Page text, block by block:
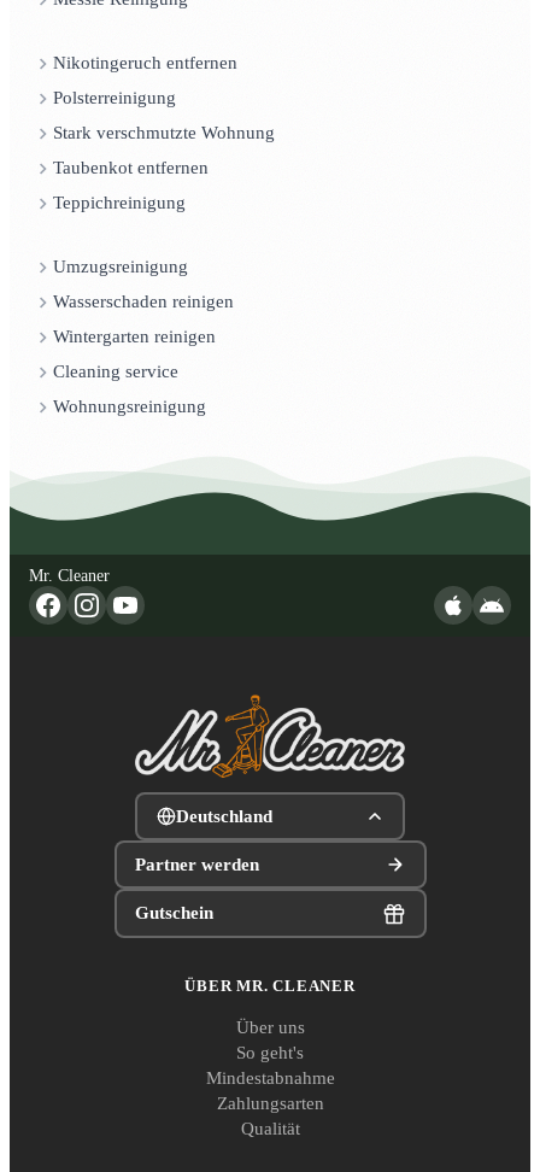
Nikotingeruch entfernen
Polsterreinigung
Stark verschmutzte Wohnung
Taubenkot entfernen
Teppichreinigung
Umzugsreinigung
Wasserschaden reinigen
Wintergarten reinigen
Cleaning service
Wohnungsreinigung
Mr. Cleaner
Deutschland
Partner werden
Gutschein
ÜBER MR. CLEANER
Über uns
So geht's
Mindestabnahme
Zahlungsarten
Qualität